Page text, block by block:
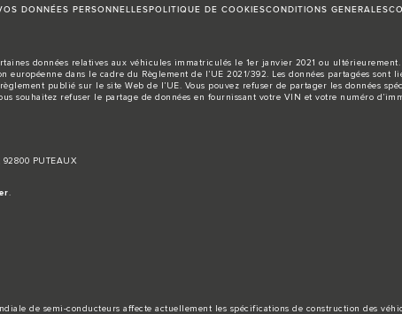
DONNÉES PERSONNELLESPOLITIQUE DE COOKIESCONDITIONS GENERALES
données relatives aux véhicules immatriculés le 1er janvier 2021 ou
dans le cadre du Règlement de l’UE 2021/392. Les données partagées
publié sur le site Web de l’UE . Vous pouvez refuser de partager les données
souhaitez refuser le partage de données en fournissant votre VIN et votre numéro
PUTEAUX
de semi-conducteurs affecte actuellement les spécifications de construction des